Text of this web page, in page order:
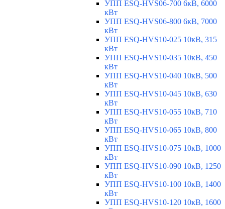
УПП ESQ-HVS06-700 6кВ, 6000
кВт
УПП ESQ-HVS06-800 6кВ, 7000
кВт
УПП ESQ-HVS10-025 10кВ, 315
кВт
УПП ESQ-HVS10-035 10кВ, 450
кВт
УПП ESQ-HVS10-040 10кВ, 500
кВт
УПП ESQ-HVS10-045 10кВ, 630
кВт
УПП ESQ-HVS10-055 10кВ, 710
кВт
УПП ESQ-HVS10-065 10кВ, 800
кВт
УПП ESQ-HVS10-075 10кВ, 1000
кВт
УПП ESQ-HVS10-090 10кВ, 1250
кВт
УПП ESQ-HVS10-100 10кВ, 1400
кВт
УПП ESQ-HVS10-120 10кВ, 1600